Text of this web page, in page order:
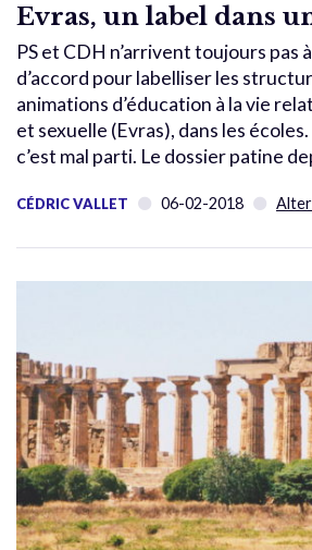
Evras, un label dans
PS et CDH n’arrivent toujours pas
d’accord pour labelliser les
animations d’éducation à la vie
et sexuelle (Evras), dans les
c’est mal parti. Le dossier patine
CÉDRIC VALLET 06-02-2018 Alter